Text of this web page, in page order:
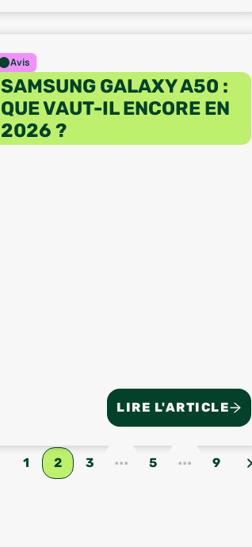
Avis
SAMSUNG GALAXY A50 :
QUE VAUT-IL ENCORE EN
2026 ?
LIRE L'ARTICLE
1 2 3 ... 5 ... 9 ›